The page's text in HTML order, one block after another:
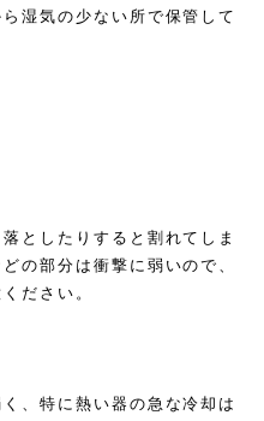
湿気の少ない所で保管して
としたりすると割れてしま
の部分は衝撃に弱いので、
ださい。
、特に熱い器の急な冷却は